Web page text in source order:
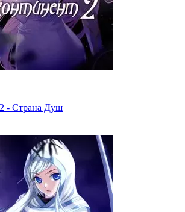
- Страна Душ